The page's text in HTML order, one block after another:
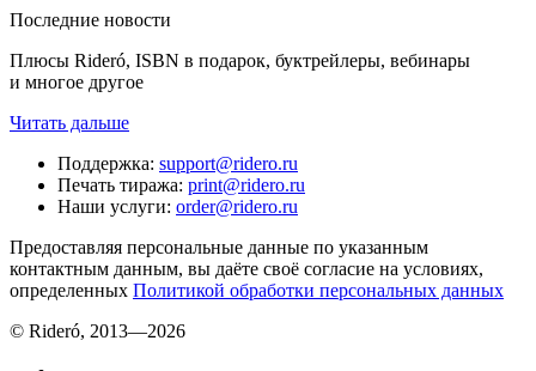
Последние новости
Плюсы Rideró, ISBN в подарок, буктрейлеры, вебинары
и многое другое
Читать дальше
Поддержка: support@ridero.ru
Печать тиража: print@ridero.ru
Наши услуги: order@ridero.ru
Предоставляя персональные данные по указанным
контактным данным, вы даёте своё согласие на условиях,
определенных Политикой обработки персональных данных
© Rideró, 2013—2026